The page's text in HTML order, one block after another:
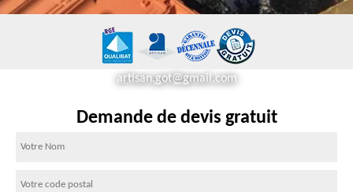
artisan.got@gmail.com
Demande de devis gratuit